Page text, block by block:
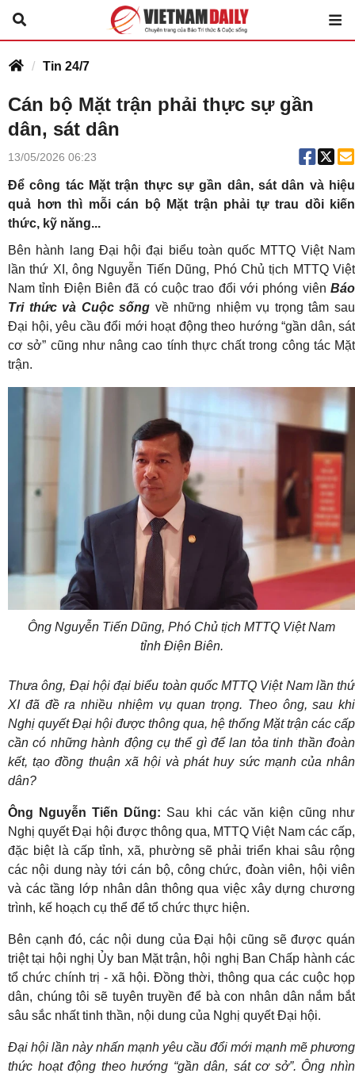
Tin 24/7
Cán bộ Mặt trận phải thực sự gần
dân, sát dân
13/05/2026 06:23
Để công tác Mặt trận thực sự gần dân, sát dân và hiệu
quả hơn thì mỗi cán bộ Mặt trận phải tự trau dồi kiến
thức, kỹ năng...
Bên hành lang Đại hội đại biểu toàn quốc MTTQ Việt Nam
lần thứ XI, ông Nguyễn Tiến Dũng, Phó Chủ tịch MTTQ Việt
Nam tỉnh Điện Biên đã có cuộc trao đổi với phóng viên Báo
Tri thức và Cuộc sống về những nhiệm vụ trọng tâm sau
Đại hội, yêu cầu đổi mới hoạt động theo hướng “gần dân, sát
cơ sở” cũng như nâng cao tính thực chất trong công tác Mặt
trận.
Ông Nguyễn Tiến Dũng, Phó Chủ tịch MTTQ Việt Nam
tỉnh Điện Biên.
Thưa ông, Đại hội đại biểu toàn quốc MTTQ Việt Nam lần thứ
XI đã đề ra nhiều nhiệm vụ quan trọng. Theo ông, sau khi
Nghị quyết Đại hội được thông qua, hệ thống Mặt trận các cấp
cần có những hành động cụ thể gì để lan tỏa tinh thần đoàn
kết, tạo đồng thuận xã hội và phát huy sức mạnh của nhân
dân?
Ông Nguyễn Tiến Dũng: Sau khi các văn kiện cũng như
Nghị quyết Đại hội được thông qua, MTTQ Việt Nam các cấp,
đặc biệt là cấp tỉnh, xã, phường sẽ phải triển khai sâu rộng
các nội dung này tới cán bộ, công chức, đoàn viên, hội viên
và các tầng lớp nhân dân thông qua việc xây dựng chương
trình, kế hoạch cụ thể để tổ chức thực hiện.
Bên cạnh đó, các nội dung của Đại hội cũng sẽ được quán
triệt tại hội nghị Ủy ban Mặt trận, hội nghị Ban Chấp hành các
tổ chức chính trị - xã hội. Đồng thời, thông qua các cuộc họp
dân, chúng tôi sẽ tuyên truyền để bà con nhân dân nắm bắt
sâu sắc nhất tinh thần, nội dung của Nghị quyết Đại hội.
Đại hội lần này nhấn mạnh yêu cầu đổi mới mạnh mẽ phương
thức hoạt động theo hướng “gần dân, sát cơ sở”. Ông nhìn